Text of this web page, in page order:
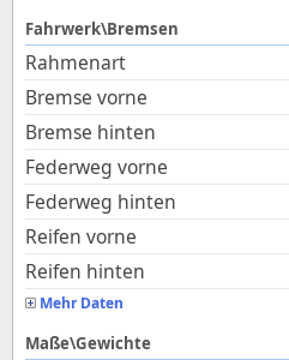
Fahrwerk\Bremsen
Rahmenart
Bremse vorne
Bremse hinten
Federweg vorne
Federweg hinten
Reifen vorne
Reifen hinten
Mehr Daten
Maße\Gewichte